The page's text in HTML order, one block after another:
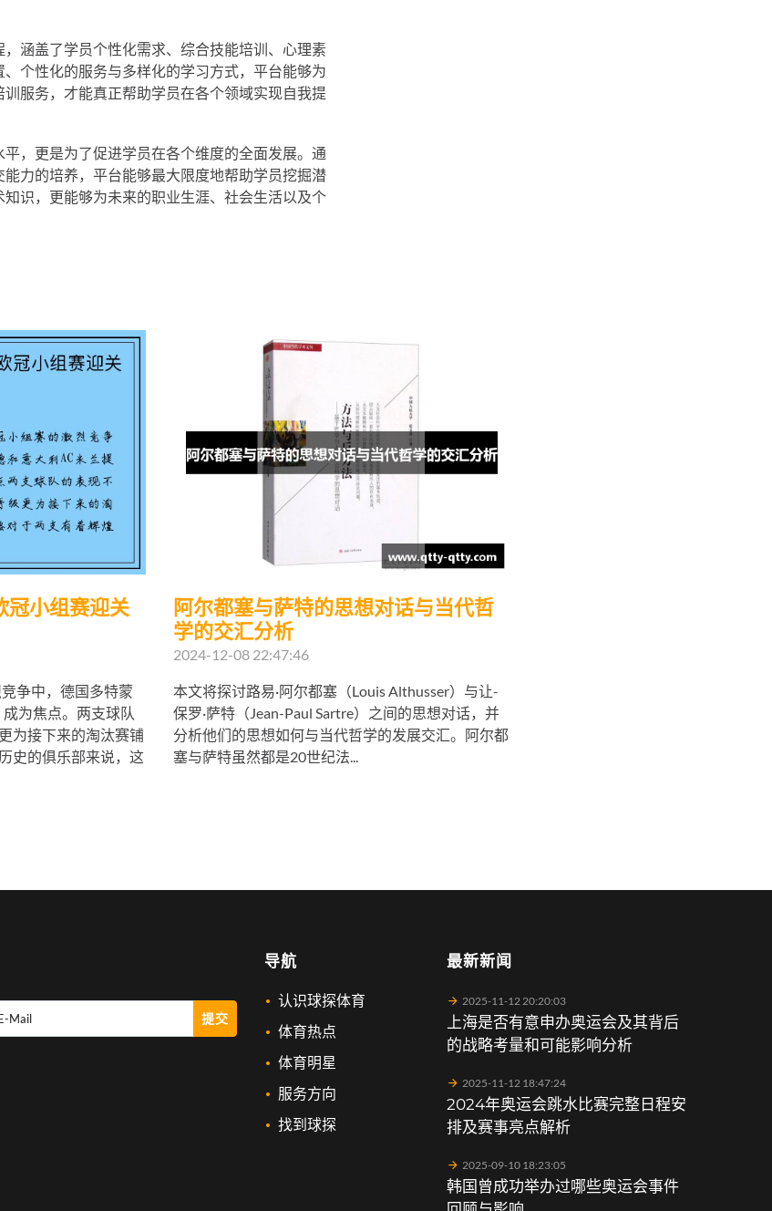
涵盖了学员个性化需求、综合技能培训、心理素
个性化的服务与多样化的学习方式，平台能够为
服务，才能真正帮助学员在各个领域实现自我提
，更是为了促进学员在各个维度的全面发展。通
力的培养，平台能够最大限度地帮助学员挖掘潜
识，更能够为未来的职业生涯、社会生活以及个
冠小组赛迎关
争中，德国多特蒙
为焦点。两支球队
为接下来的淘汰赛铺
史的俱乐部来说，这
阿尔都塞与萨特的思想对话与当代哲
学的交汇分析
2024-12-08 22:47:46
本文将探讨路易·阿尔都塞（Louis Althusser）与让-
保罗·萨特（Jean-Paul Sartre）之间的思想对话，并
分析他们的思想如何与当代哲学的发展交汇。阿尔都
塞与萨特虽然都是20世纪法...
最新新闻
2025-11-12 20:20:03
上海是否有意申办奥运会及其背后
的战略考量和可能影响分析
2025-11-12 18:47:24
2024年奥运会跳水比赛完整日程安
排及赛事亮点解析
2025-09-10 18:23:05
韩国曾成功举办过哪些奥运会事件
导航
认识球探体育
体育热点
体育明星
服务方向
找到球探
Mail 提交